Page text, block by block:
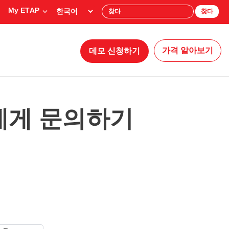
My ETAP 찾다
데모 신청하기 가격 알아보기
문의하기